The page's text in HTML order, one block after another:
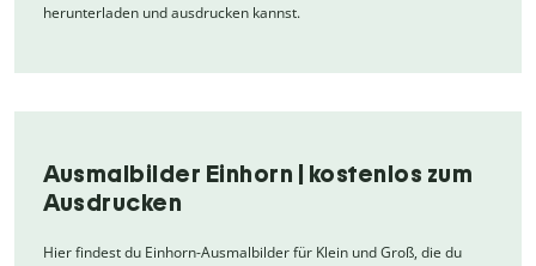
herunterladen und ausdrucken kannst.
Ausmalbilder Einhorn | kostenlos zum
Ausdrucken
Hier findest du Einhorn-Ausmalbilder für Klein und Groß, die du